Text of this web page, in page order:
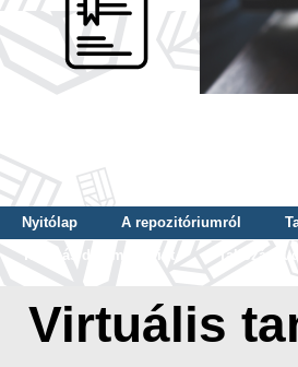
Nyitólap A repozitóriumról
Tallózás dátum szerint
Tallózás
Virtuális